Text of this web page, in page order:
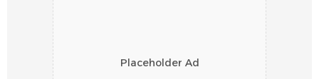
Placeholder Ad